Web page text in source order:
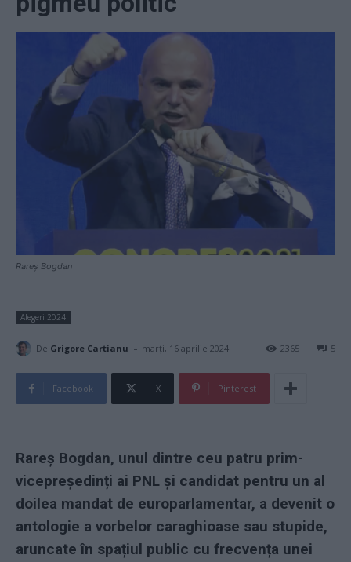
Rareș Bogdan
Alegeri 2024
De Grigore Cartianu - marți, 16 aprilie 2024 5
2365
Facebook X Pinterest
Rareș Bogdan, unul dintre ceu patru prim-
vicepreședinți ai PNL și candidat pentru un al
doilea mandat de europarlamentar, a devenit o
antologie a vorbelor caraghioase sau stupide,
aruncate în spațiul public cu frecvența unei